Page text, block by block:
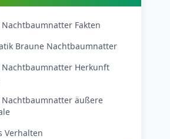
Fakten
Braune Nachtbaumnatter
Nachtbaumnatter Herkunft
Nachtbaumnatter äußere
Verhalten